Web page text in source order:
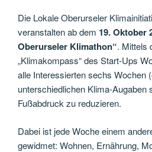
Die Lokale Oberurseler
veranstalten ab dem 19. Oktober
Oberurseler Klimathon“. Mittels
„Klimakompass“ des Start-Ups
alle Interessierten sechs Wochen
unterschiedlichen Klima-Augaben
Fußabdruck zu reduzieren.
Dabei ist jede Woche einem
gewidmet: Wohnen, Ernährung,